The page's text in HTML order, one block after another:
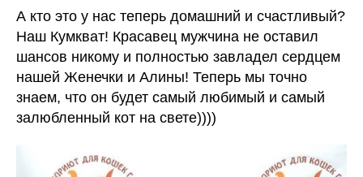
А кто это у нас теперь домашний и счастливый?
Наш Кумкват! Красавец мужчина не оставил
шансов никому и полностью завладел сердцем
нашей Женечки и Алины! Теперь мы точно
знаем, что он будет самый любимый и самый
залюбленный кот на свете))))